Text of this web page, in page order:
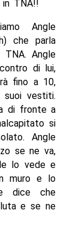
TNA!!
Angle
che parla
Angle
di lui,
fino a 10,
vestiti.
di fronte a
si
Angle
se ne va,
lo vede e
muro e lo
dice che
e se ne